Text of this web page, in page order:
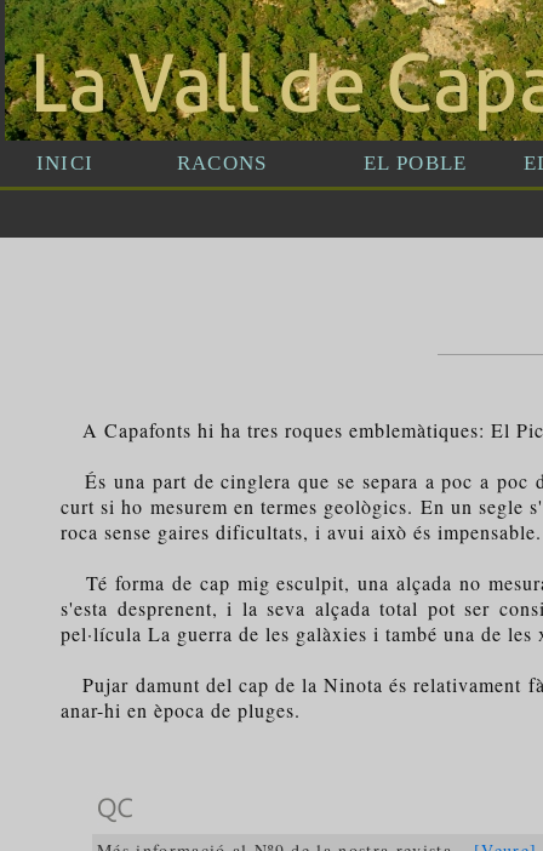
A Capafonts hi ha tres roques emblemàtiques: El
És una part de cinglera que se separa a poc a poc
curt si ho mesurem en termes geològics. En un segle
roca sense gaires dificultats, i avui això és
Té forma de cap mig esculpit, una alçada no
s'esta desprenent, i la seva alçada total pot ser
pel·lícula La guerra de les galàxies i també una de les
Pujar damunt del cap de la Ninota és relativament
anar-hi en època de pluges.